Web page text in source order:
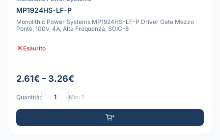
MP1924HS-LF-P
Monolithic Power Systems MP1924HS-LF-P Driver Gate Mezzo
Ponte, 100V, 4A, Alta Frequenza, SOIC-8
Esaurito
2.61€ – 3.26€
Quantità: Min: 1